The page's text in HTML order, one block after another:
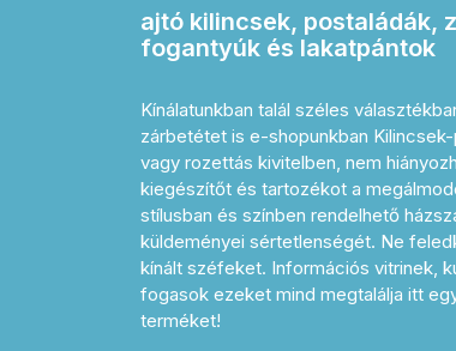
ajtó kilincsek, postaládák,
fogantyúk és lakatpántok
Kínálatunkban talál széles
zárbetétet is e-shopunkban
vagy rozettás kivitelben, nem
kiegészítőt és tartozékot a
stílusban és színben rendelhető
küldeményei sértetlenségét. Ne
kínált széfeket. Információs vitrinek,
fogasok ezeket mind megtalálja itt
terméket!